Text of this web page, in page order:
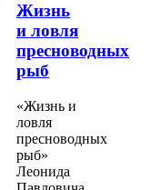
Жизнь
и ловля
пресноводных
рыб
«Жизнь и
ловля
пресноводных
рыб»
Леонида